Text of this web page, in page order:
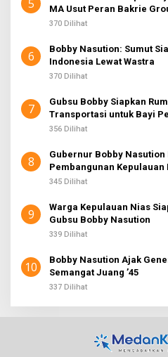
5
MA Usut Peran Bakrie
370 Dilihat
6
Bobby Nasution: Sumut
Indonesia Lewat Wastra
370 Dilihat
7
Gubsu Bobby Siapkan
Transportasi untuk Bayi
Asal Nias Barat
356 Dilihat
8
Gubernur Bobby
Pembangunan Kepulauan
345 Dilihat
9
Warga Kepulauan Nias
Gubsu Bobby Nasution
339 Dilihat
10
Bobby Nasution Ajak
Semangat Juang ’45
337 Dilihat